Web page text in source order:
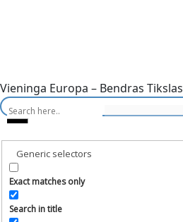
Vieninga Europa – Bendras Tikslas
Generic selectors
Exact matches only
Search in title